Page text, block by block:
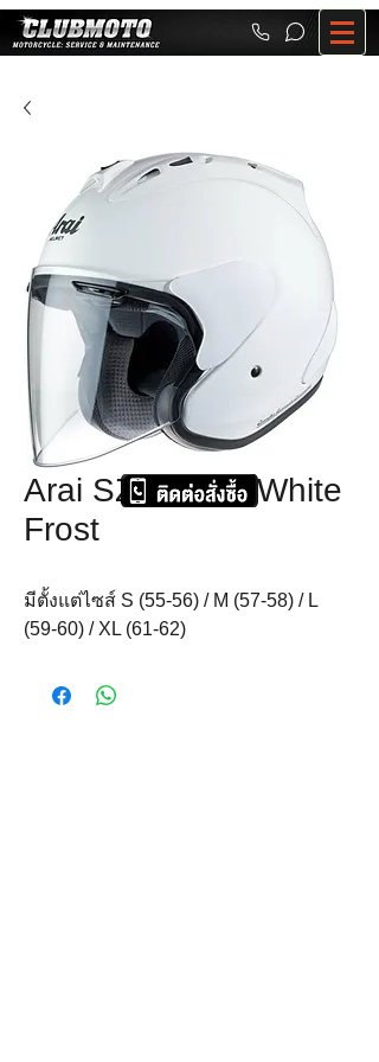
Arai SZ-RAM 4 White
Frost
มีตั้งแต่ไซส์ S (55-56) / M (57-58) / L
(59-60) / XL (61-62)